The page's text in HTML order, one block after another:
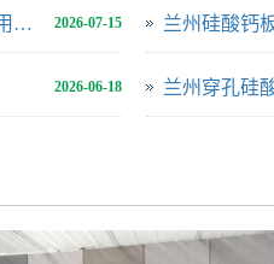
2026-07-15
兰州硅酸钙板厂家分享硅酸钙板不同用途用多厚合适 兰州硅酸钙
2026-06-18 兰州穿孔硅